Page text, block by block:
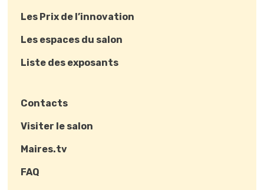
Les Prix de l’innovation
Les espaces du salon
Liste des exposants
Contacts
Visiter le salon
Maires.tv
FAQ